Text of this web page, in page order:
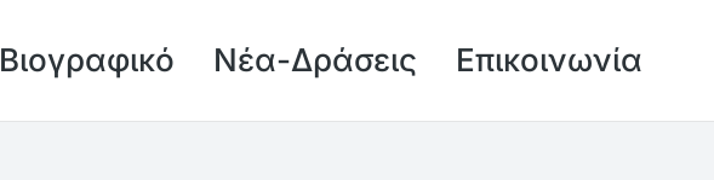
Βιογραφικό Νέα-Δράσεις Επικοινωνία